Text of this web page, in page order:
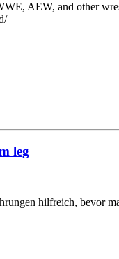
AEW, and other
leg
hilfreich, bevor